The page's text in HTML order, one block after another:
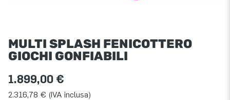
MULTI SPLASH FENICOTTERO
GIOCHI GONFIABILI
1.899,00 €
2.316,78 € (IVA inclusa)